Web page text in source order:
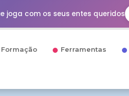
com os seus entes queridos
Formação Ferramentas